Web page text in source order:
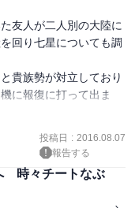
友人が二人別の大陸に
回り七星についても調
貴族勢が対立しており
に報復に打って出ま
し、敵については慈悲
す。（特にヒロイン
にした主人公は旅を続
投稿日 : 2016.08.07
報告する
時々チートなぶ